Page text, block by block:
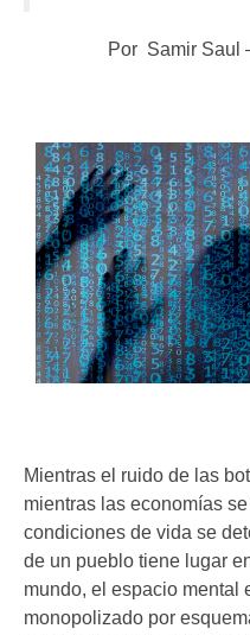
Por Samir Saul
Mientras el ruido de las
mientras las economías
condiciones de vida se
de un pueblo tiene lugar
mundo, el espacio mental
monopolizado por